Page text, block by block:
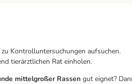
Kontrolluntersuchungen aufsuchen.
tierärztlichen Rat einholen.
mittelgroßer Rassen gut eignet?